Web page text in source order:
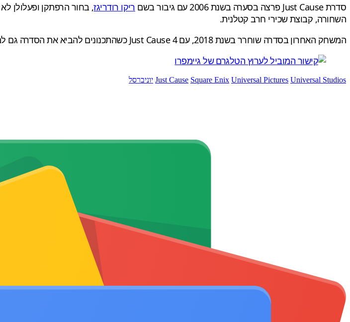
סדרת Just Cause פרצה בסערה בשנת 2006 עם גיבור בשם
ריקו רודריגז, בחור הרפתקן ופעלולן
השחורה, קבוצת שכירי חרב קטלנית.
המשחק האחרון בסדרה שוחרר בשנת 2018, עם Just Cause 4 כשהתכנונים להביא את הסדרה גם למובייל, עם כותר בשם 'Just Cause Mobile', כשלו, והפרויקט בוטל.
Just Cause Square Enix Universal Pictures Universal Studios יוניברסל